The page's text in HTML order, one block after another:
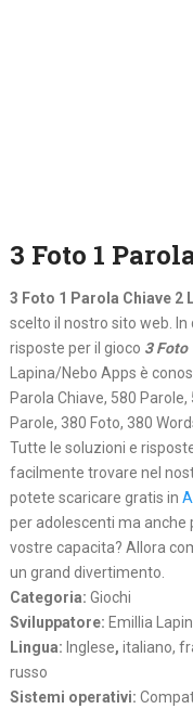
3 Foto 1
3 Foto 1 Parola Chiave 2
scelto il nostro sito web.
risposte per il gioco 3 Foto
Lapina/Nebo Apps è
Parola Chiave, 580
Parole, 380 Foto, 380
Tutte le soluzioni e
facilmente trovare nel
potete scaricare gratis in
per adolescenti ma anche
vostre capacita? Allora
un grand divertimento.
Categoria: Giochi
Sviluppatore: Emillia
Lingua: Inglese, italiano,
russo
Sistemi operativi: